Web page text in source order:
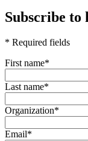
Subscribe
* Required fields
First name*
Last name*
Organization*
Email*